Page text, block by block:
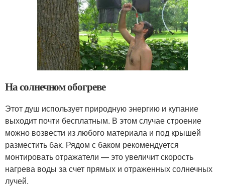
На солнечном обогреве
Этот душ использует природную энергию и купание
выходит почти бесплатным. В этом случае строение
можно возвести из любого материала и под крышей
разместить бак. Рядом с баком рекомендуется
монтировать отражатели — это увеличит скорость
нагрева воды за счет прямых и отраженных солнечных
лучей.